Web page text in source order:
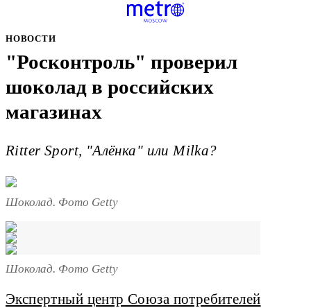
НОВОСТИ
"Росконтроль" проверил
шоколад в российских
магазинах
Ritter Sport, "Алёнка" или Milka?
Шоколад. Фото Getty
Шоколад. Фото Getty
Экспертный центр Союза потребителей